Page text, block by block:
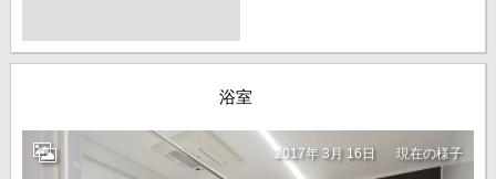
浴室
2017年 3月 16日 現在の様子